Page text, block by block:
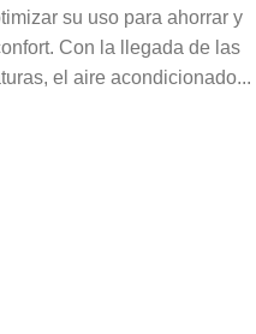
su uso para ahorrar y
Con la llegada de las
el aire acondicionado...